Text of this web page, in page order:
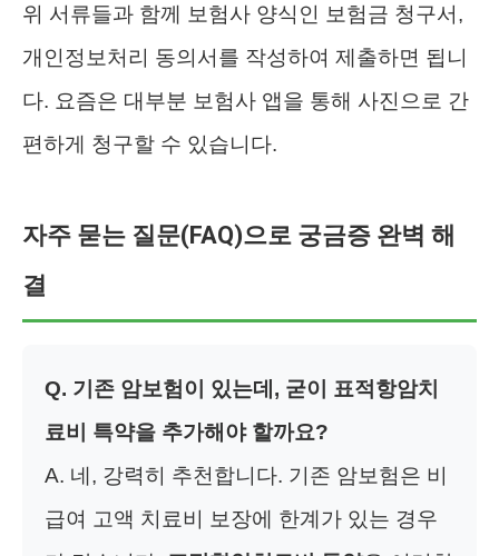
위 서류들과 함께 보험사 양식인 보험금 청구서,
개인정보처리 동의서를 작성하여 제출하면 됩니
다. 요즘은 대부분 보험사 앱을 통해 사진으로 간
편하게 청구할 수 있습니다.
자주 묻는 질문(FAQ)으로 궁금증 완벽 해
결
Q. 기존 암보험이 있는데, 굳이 표적항암치
료비 특약을 추가해야 할까요?
A. 네, 강력히 추천합니다. 기존 암보험은 비
급여 고액 치료비 보장에 한계가 있는 경우